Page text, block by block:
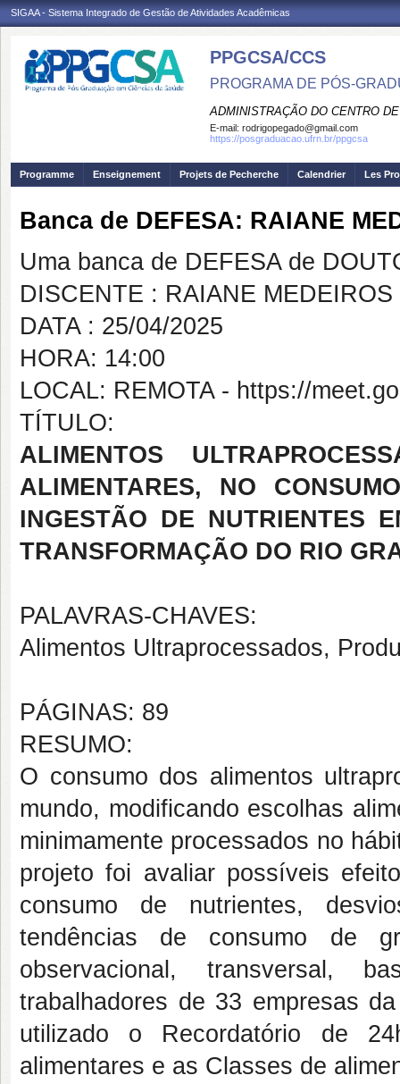
SIGAA - Sistema Integrado de Gestão de Atividades Acadêmicas
PPGCSA/CCS
PROGRAMA DE PÓS-
ADMINISTRAÇÃO DO CENTRO
E-mail: rodrigopegado@gmail.com
https://posgraduacao.ufrn.br/ppgcsa
Programme Enseignement Projets de Pecherche Calendrier Les
Banca de DEFESA: RAIANE
Uma banca de DEFESA de
DISCENTE : RAIANE MEDEIROS
DATA : 25/04/2025
HORA: 14:00
LOCAL: REMOTA - https://
TÍTULO:
ALIMENTOS
ALIMENTARES, NO
INGESTÃO DE NUTRIENTES
TRANSFORMAÇÃO DO RIO
PALAVRAS-CHAVES:
Alimentos Ultraprocessados,
PÁGINAS: 89
RESUMO:
O consumo dos alimentos
mundo, modificando escolhas
minimamente processados no
projeto foi avaliar possíveis
consumo de nutrientes,
tendências de consumo de
observacional, transversal,
trabalhadores de 33 empresas
utilizado o Recordatório de
alimentares e as Classes de